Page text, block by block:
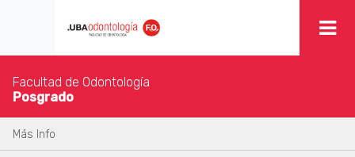
Facultad de Odontología
Posgrado
Más Info